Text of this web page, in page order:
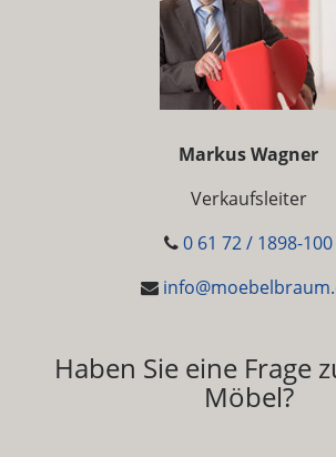
Markus Wagner
Verkaufsleiter
0 61 72 / 1898-100
Haben Sie eine Frage
Möbel?